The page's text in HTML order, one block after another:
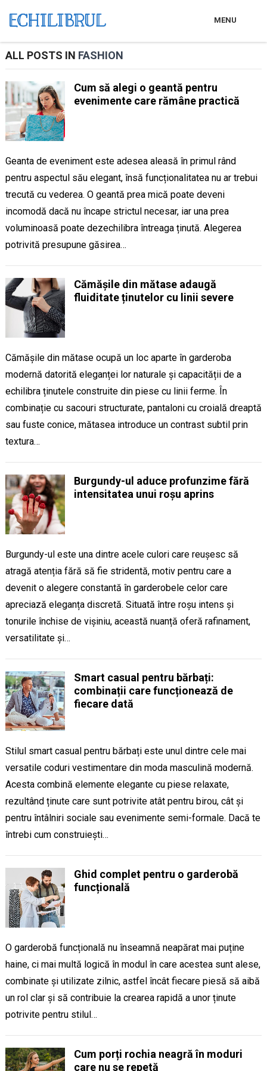
MENU
ALL POSTS IN FASHION
Cum să alegi o geantă pentru
evenimente care rămâne practică
Geanta de eveniment este adesea aleasă în primul rând
pentru aspectul său elegant, însă funcționalitatea nu ar trebui
trecută cu vederea. O geantă prea mică poate deveni
incomodă dacă nu încape strictul necesar, iar una prea
voluminoasă poate dezechilibra întreaga ținută. Alegerea
potrivită presupune găsirea…
Cămășile din mătase adaugă
fluiditate ținutelor cu linii severe
Cămășile din mătase ocupă un loc aparte în garderoba
modernă datorită eleganței lor naturale și capacității de a
echilibra ținutele construite din piese cu linii ferme. În
combinație cu sacouri structurate, pantaloni cu croială dreaptă
sau fuste conice, mătasea introduce un contrast subtil prin
textura…
Burgundy-ul aduce profunzime fără
intensitatea unui roșu aprins
Burgundy-ul este una dintre acele culori care reușesc să
atragă atenția fără să fie stridentă, motiv pentru care a
devenit o alegere constantă în garderobele celor care
apreciază eleganța discretă. Situată între roșu intens și
tonurile închise de vișiniu, această nuanță oferă rafinament,
versatilitate și…
Smart casual pentru bărbați:
combinații care funcționează de
fiecare dată
Stilul smart casual pentru bărbați este unul dintre cele mai
versatile coduri vestimentare din moda masculină modernă.
Acesta combină elemente elegante cu piese relaxate,
rezultând ținute care sunt potrivite atât pentru birou, cât și
pentru întâlniri sociale sau evenimente semi-formale. Dacă te
întrebi cum construiești…
Ghid complet pentru o garderobă
funcțională
O garderobă funcțională nu înseamnă neapărat mai puține
haine, ci mai multă logică în modul în care acestea sunt alese,
combinate și utilizate zilnic, astfel încât fiecare piesă să aibă
un rol clar și să contribuie la crearea rapidă a unor ținute
potrivite pentru stilul…
Cum porți rochia neagră în moduri
care nu se repetă